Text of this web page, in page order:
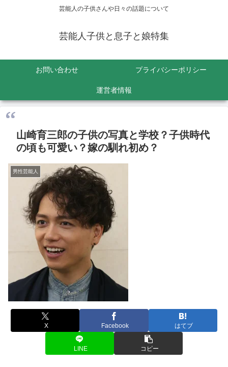
芸能人の子供さんや日々の話題について
芸能人子供と息子と娘特集
お問い合わせ プライバシーポリシー
運営者情報
山崎育三郎の子供の写真と学校？子供時代
の頃も可愛い？嫁の馴れ初め？
男性芸能人
X Facebook はてブ
LINE コピー